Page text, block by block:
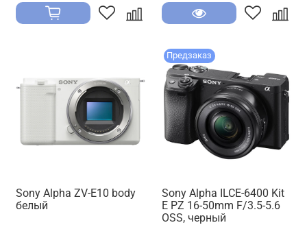
Sony Alpha ZV-E10 body
белый
Предзаказ
Sony Alpha ILCE-6400 Kit
E PZ 16-50mm F/3.5-5.6
OSS, черный